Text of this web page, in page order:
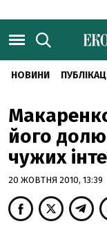
НОВИНИ
його
чужих
20 ЖОВТНЯ 2010, 13:39